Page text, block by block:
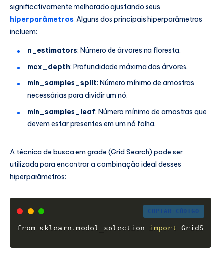
significativamente melhorado ajustando seus
hiperparâmetros. Alguns dos principais hiperparâmetros
incluem:
n_estimators: Número de árvores na floresta.
max_depth: Profundidade máxima das árvores.
min_samples_split: Número mínimo de amostras
necessárias para dividir um nó.
min_samples_leaf: Número mínimo de amostras que
devem estar presentes em um nó folha.
A técnica de busca em grade (Grid Search) pode ser
utilizada para encontrar a combinação ideal desses
hiperparâmetros:
from sklearn.model_selection import